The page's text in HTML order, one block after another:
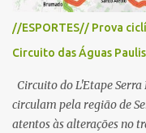
//ESPORTES// Prova
Circuito das Águas
Circuito do L'Etape
circulam pela região de
atentos às alterações no